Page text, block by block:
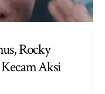
Rocky
Aksi